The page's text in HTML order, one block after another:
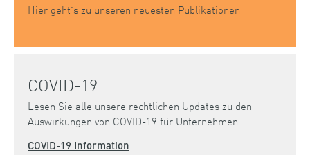
Hier geht’s zu unseren neuesten Publikationen
COVID-19
Lesen Sie alle unsere rechtlichen Updates zu den
Auswirkungen von COVID-19 für Unternehmen.
COVID-19 Information